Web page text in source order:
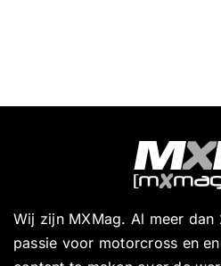
Wij zijn MXMag. Al meer
passie voor motorcross en